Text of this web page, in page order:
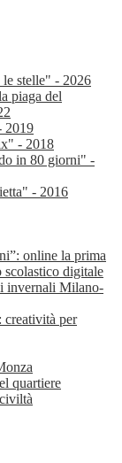
stelle" - 2026
piaga del
2019
- 2018
in 80 giorni" -
- 2016
online la prima
digitale
invernali Milano-
creatività per
quartiere